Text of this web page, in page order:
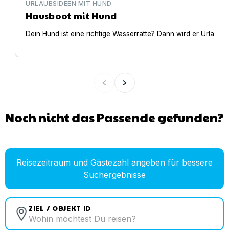
URLAUBSIDEEN MIT HUND
Hausboot mit Hund
Dein Hund ist eine richtige Wasserratte? Dann wird er
Noch nicht das Passende gefunden?
Reisezeitraum und Gästezahl angeben für bessere
Suchergebnisse
ZIEL / OBJEKT ID